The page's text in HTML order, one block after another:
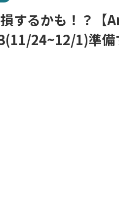
するかも！？【
24~12/1)準備